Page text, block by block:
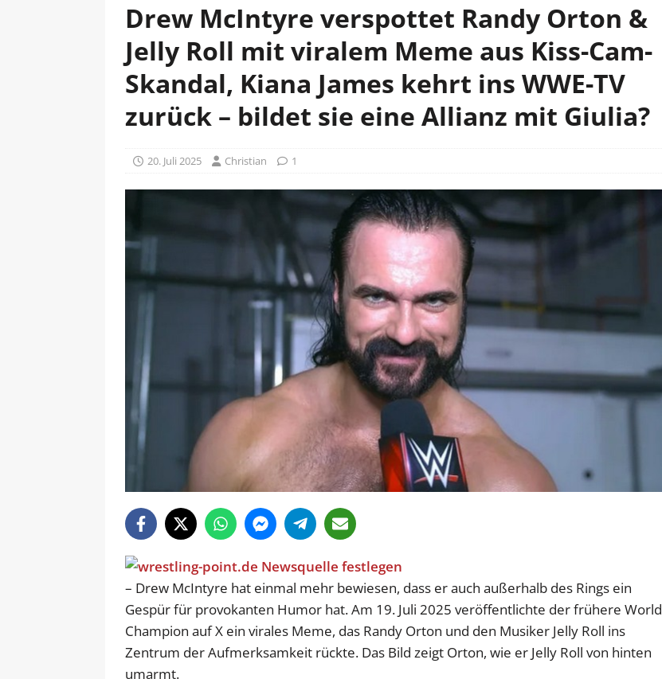
Drew McIntyre verspottet Randy Orton &
Jelly Roll mit viralem Meme aus Kiss-Cam-
Skandal, Kiana James kehrt ins WWE-TV
zurück – bildet sie eine Allianz mit Giulia?
20. Juli 2025 Christian 1
– Drew McIntyre hat einmal mehr bewiesen, dass er auch außerhalb des Rings ein
Gespür für provokanten Humor hat. Am 19. Juli 2025 veröffentlichte der frühere World
Champion auf X ein virales Meme, das Randy Orton und den Musiker Jelly Roll ins
Zentrum der Aufmerksamkeit rückte. Das Bild zeigt Orton, wie er Jelly Roll von hinten
umarmt.